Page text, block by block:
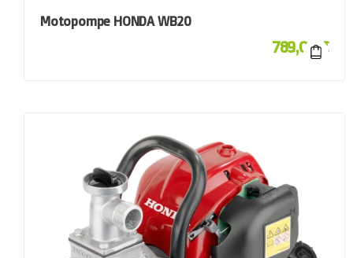
Motopompe HONDA WB20
789,00€